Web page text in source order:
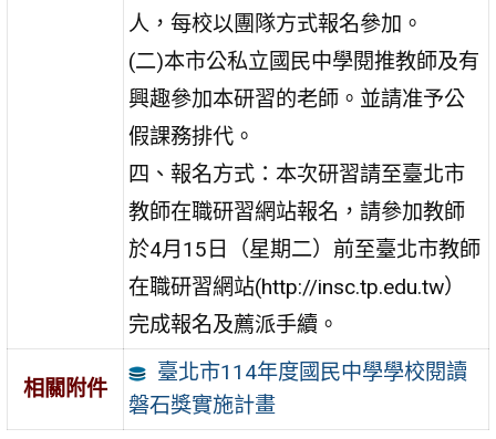
人，每校以團隊方式報名參加。
(二)本市公私立國民中學閱推教師及有
興趣參加本研習的老師。並請准予公
假課務排代。
四、報名方式：本次研習請至臺北市
教師在職研習網站報名，請參加教師
於4月15日（星期二）前至臺北市教師
在職研習網站(http://insc.tp.edu.tw）
完成報名及薦派手續。
相關附件
臺北市114年度國民中學學校閱讀
磐石獎實施計畫